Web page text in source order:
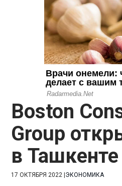
Boston
Group
в Ташкенте
17 ОКТЯБРЯ 2022 |ЭКОНОМИКА